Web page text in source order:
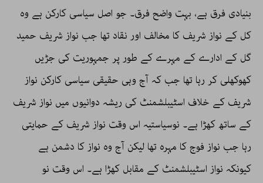
بنیادی فرق ہے، بہت واضح فرق۔ جو اصل سیاسی کارکن ہے وہ
کل کے نواز شریف کا مخالف اور نقاد تھا جب نواز شریف حمید
گل کے ادارے کے مہرے کے طور پر جمہوریت کی جڑیں
کھوکھلی کر رہا تھا جب کہ آج وہی حقیقی سیاسی کارکن نواز
شریف کے خلاف اسٹیبلشمنٹ کی ریشہ دوانیوں میں نواز شریف
کے ساتھ کھڑا ہے۔ نوسیاستیہ اس وقت نواز شریف کے حمایتی
رہا جب نواز فوج کا مہرہ تھا لیکن آج وہ نواز کا دشمن ہے
کیونکہ نواز اسٹیبلشمنٹ کے مقابل کھڑا ہے۔ اس وقت نو